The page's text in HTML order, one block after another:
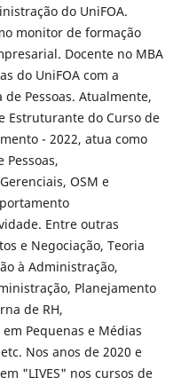
do UniFOA.
monitor de formação
Docente no MBA
do UniFOA com a
Pessoas. Atualmente,
Estruturante do Curso de
- 2022, atua como
Pessoas,
OSM e
Entre outras
e Negociação, Teoria
à Administração,
Planejamento
de RH,
Pequenas e Médias
Nos anos de 2020 e
"LIVES" nos cursos de